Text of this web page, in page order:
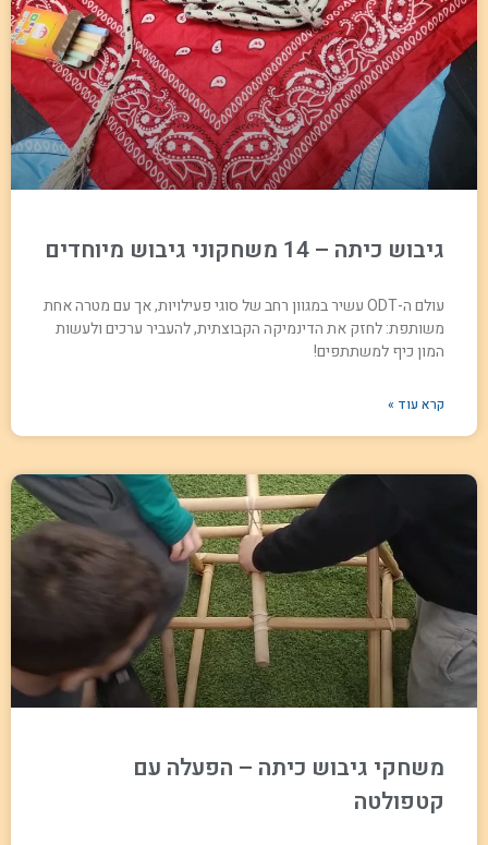
גיבוש כיתה – 14 משחקוני גיבוש מיוחדים
עולם ה-ODT עשיר במגוון רחב של סוגי פעילויות, אך עם מטרה אחת
משותפת: לחזק את הדינמיקה הקבוצתית, להעביר ערכים ולעשות
המון כיף למשתתפים!
קרא עוד »
משחקי גיבוש כיתה – הפעלה עם
קטפולטה